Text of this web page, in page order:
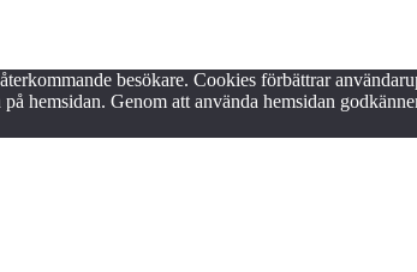
besökare. Cookies förbättrar
Genom att använda hemsidan